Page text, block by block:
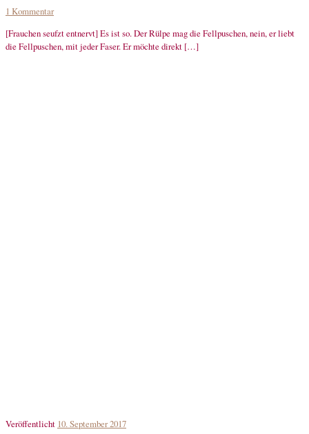
1 Kommentar
[Frauchen seufzt entnervt] Es ist so. Der Rülpe mag die Fellpuschen, nein, er liebt
die Fellpuschen, mit jeder Faser. Er möchte direkt […]
Veröffentlicht 10. September 2017